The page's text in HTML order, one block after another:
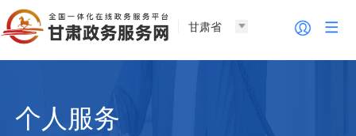
甘肃省
个人服务